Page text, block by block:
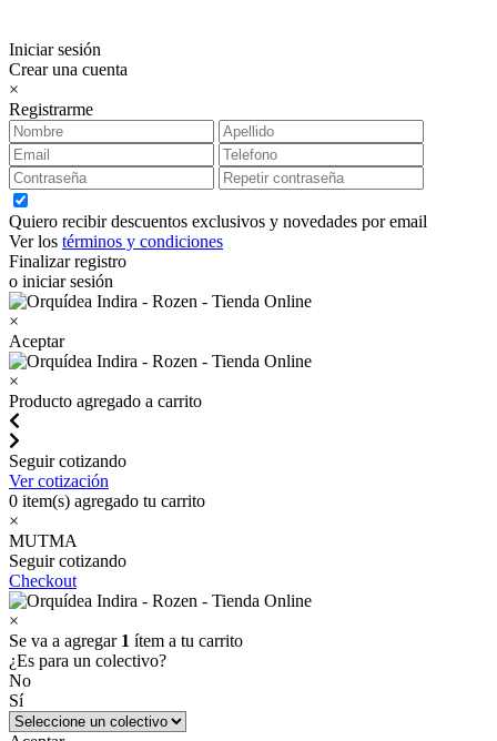
Iniciar sesión
Crear una cuenta
×
Registrarme
Quiero recibir descuentos exclusivos y novedades por email
Ver los términos y condiciones
Finalizar registro
o iniciar sesión
×
Aceptar
×
Producto agregado a carrito
Seguir cotizando
Ver cotización
0 item(s) agregado tu carrito
×
MUTMA
Seguir cotizando
Checkout
×
Se va a agregar 1 ítem a tu carrito
¿Es para un colectivo?
No
Sí